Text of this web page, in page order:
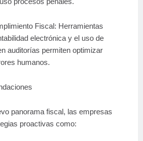
Fiscal: Herramientas
electrónica y el uso de
auditorías permiten optimizar
humanos.
panorama fiscal, las empresas
proactivas como: